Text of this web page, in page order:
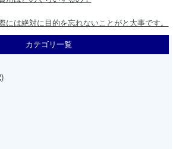
には絶対に目的を忘れないことがと大事です。
カテゴリ一覧